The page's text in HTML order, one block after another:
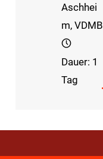
Aschhei
m, VDMB
Dauer: 1
Tag